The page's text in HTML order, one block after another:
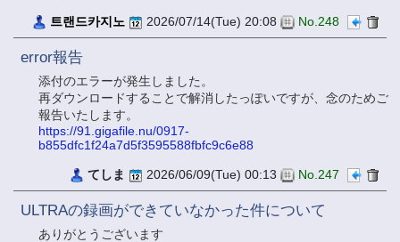
트랜드카지노 2026/07/14(Tue) 20:08 No.248
error報告
添付のエラーが発生しました。
再ダウンロードすることで解消したっぽいですが、念のためご
報告いたします。
https://91.gigafile.nu/0917-
b855dfc1f24a7d5f3595588fbfc9c6e88
てしま 2026/06/09(Tue) 00:13 No.247
ULTRAの録画ができていなかった件について
ありがとうございます